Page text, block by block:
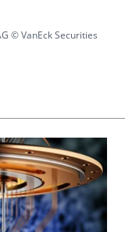
© VanEck Securities